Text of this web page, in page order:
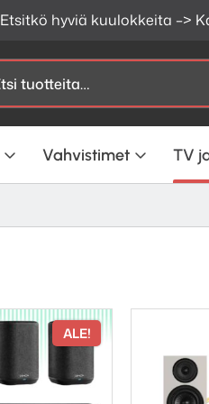
Etsitkö hyviä kuulokkeita –>
Vahvistimet TV
ALE!